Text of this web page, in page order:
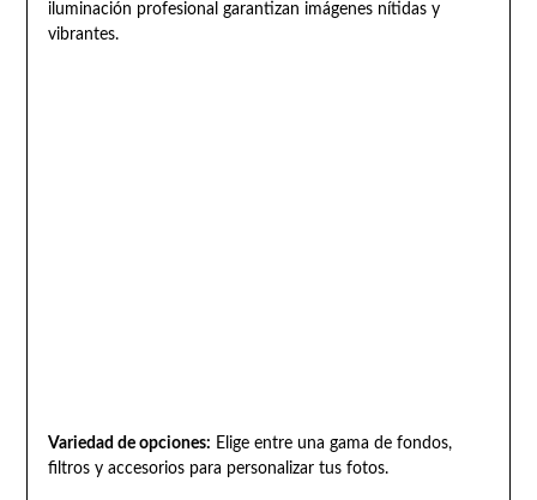
iluminación profesional garantizan imágenes nítidas y
vibrantes.
Variedad de opciones: Elige entre una gama de fondos,
filtros y accesorios para personalizar tus fotos.